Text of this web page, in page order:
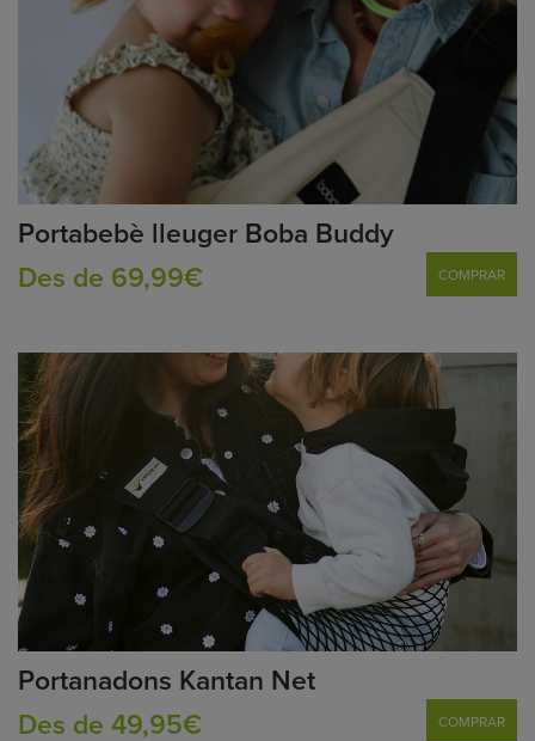
Portabebè lleuger Boba Buddy
Des de 69,99€
COMPRAR
Portanadons Kantan Net
Des de 49,95€
COMPRAR